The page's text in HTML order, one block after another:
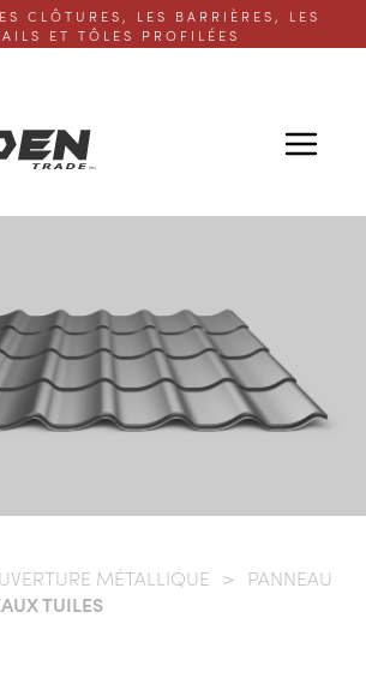
CLÔTURES, LES BARRIÈRES, LES
ET TÔLES PROFILÉES
MÉTALLIQUE / PANNEAU
TUILES